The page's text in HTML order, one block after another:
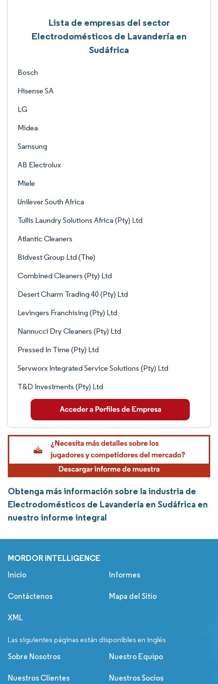
Lista de empresas del sector
Electrodomésticos de Lavandería en
Sudáfrica
Bosch
Hisense SA
LG
Midea
Samsung
AB Electrolux
Miele
Unilever South Africa
Tullis Laundry Solutions Africa (Pty) Ltd
Atlantic Cleaners
Bidvest Group Ltd (The)
Combined Cleaners (Pty) Ltd
Desert Charm Trading 40 (Pty) Ltd
Levingers Franchising (Pty) Ltd
Nannucci Dry Cleaners (Pty) Ltd
Pressed In Time (Pty) Ltd
Servworx Integrated Service Solutions (Pty) Ltd
T&D Investments (Pty) Ltd
Obtenga más información sobre la industria de
Electrodomésticos de Lavandería en Sudáfrica en
nuestro informe integral
MORDOR INTELLIGENCE
Inicio Informes
Contáctenos Mapa del Sitio
XML
Las siguientes páginas están disponibles en inglés
Sobre Nosotros Nuestro Equipo
Nuestros Clientes Nuestros Socios